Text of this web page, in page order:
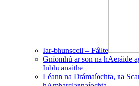
Iar-bhunscoil – Fáilte
Gníomhú ar son na hAeráide
Inbhuanaithe
Léann na Drámaíochta, na